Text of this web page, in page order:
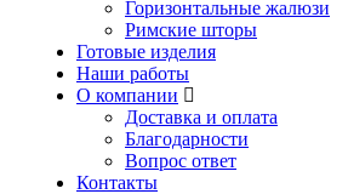
Горизонтальные жалюзи
Римские шторы
Готовые изделия
Наши работы
О компании
Доставка и оплата
Благодарности
Вопрос ответ
Контакты